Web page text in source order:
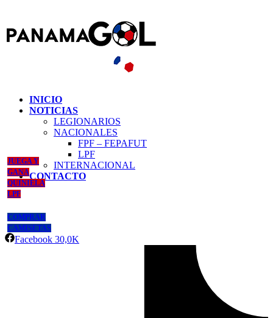
INICIO
NOTICIAS
LEGIONARIOS
NACIONALES
FPF – FEPAFUT
LPF
INTERNACIONAL
CONTACTO
JUEGA Y
GANA
QUINIELA
LPF
COMPRAR
CAMISETAS
Facebook 30,0K